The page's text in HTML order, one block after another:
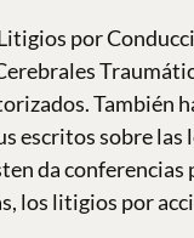
por
También
escritos sobre
da
los litigios por